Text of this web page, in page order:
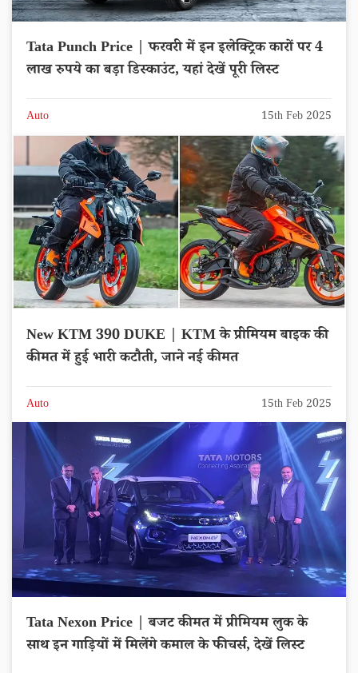
Tata Punch Price | फरवरी में इन इलेक्ट्रिक कारों पर 4
लाख रुपये का बड़ा डिस्काउंट, यहां देखें पूरी लिस्ट
Auto 15th Feb 2025
New KTM 390 DUKE | KTM के प्रीमियम बाइक की
कीमत में हुई भारी कटौती, जाने नई कीमत
Auto 15th Feb 2025
Tata Nexon Price | बजट कीमत में प्रीमियम लुक के
साथ इन गाड़ियों में मिलेंगे कमाल के फीचर्स, देखें लिस्ट